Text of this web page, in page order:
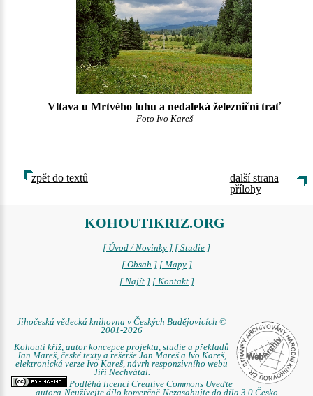
Vltava u Mrtvého luhu a nedaleká železniční trať
Foto Ivo Kareš
zpět do textů
další strana
přílohy
KOHOUTIKRIZ.ORG
[ Úvod / Novinky ] [ Studie ]
[ Obsah ] [ Mapy ]
[ Najít ] [ Kontakt ]
Jihočeská vědecká knihovna v Českých Budějovicích ©
2001-2026
Kohoutí kříž, autor koncepce projektu, studie a překladů
Jan Mareš, české texty a rešerše Jan Mareš a Ivo Kareš,
elektronická verze Ivo Kareš, návrh responzivního webu
Jiří Nechvátal.
Podléhá licenci Creative Commons Uveďte
autora-Neužívejte dílo komerčně-Nezasahujte do díla 3.0 Česko